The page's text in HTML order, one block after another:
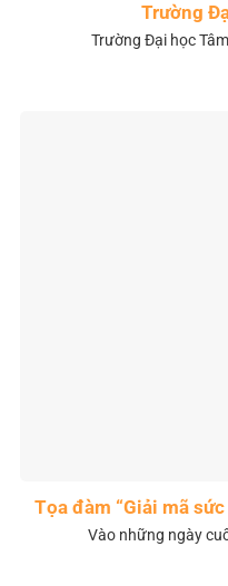
Trường
Trường Đại học
Tọa đàm “Giải mã
Vào những ngày